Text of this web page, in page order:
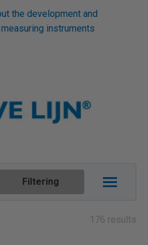
the development and
instruments
Newest descending
Filtering
176 results